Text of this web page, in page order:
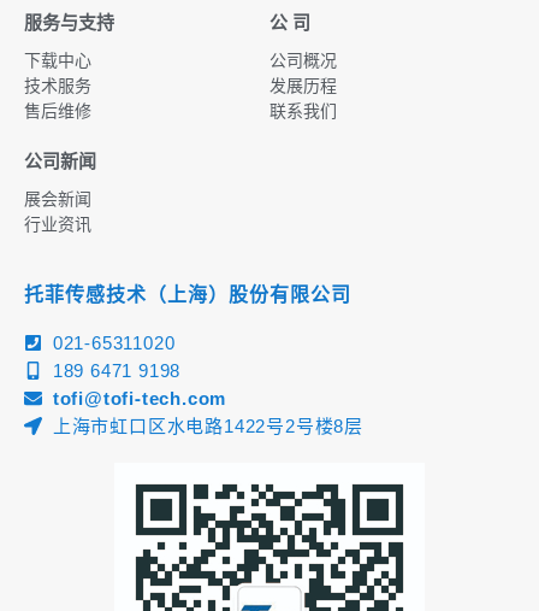
服务与支持
下载中心
技术服务
售后维修
公 司
公司概况
发展历程
联系我们
公司新闻
展会新闻
行业资讯
托菲传感技术（上海）股份有限公司
021-65311020
189 6471 9198
tofi@tofi-tech.com
上海市虹口区水电路1422号2号楼8层